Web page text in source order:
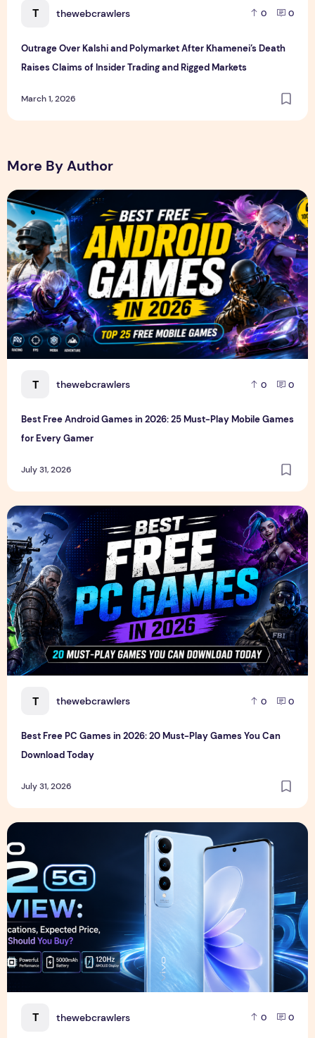
T thewebcrawlers 0 0
Outrage Over Kalshi and Polymarket After Khamenei’s Death
Raises Claims of Insider Trading and Rigged Markets
March 1, 2026
More By Author
T thewebcrawlers 0 0
Best Free Android Games in 2026: 25 Must-Play Mobile Games
for Every Gamer
July 31, 2026
Best Free Android Games in 2026: 25 Must-Play Mobile
T thewebcrawlers 0 0
Best Free PC Games in 2026: 20 Must-Play Games You Can
Download Today
July 31, 2026
Best Free PC Games in 2026: 20 Must-Play Games You
T thewebcrawlers 0 0
Vivo S2 5G Review: Full Specifications, Expected Price,